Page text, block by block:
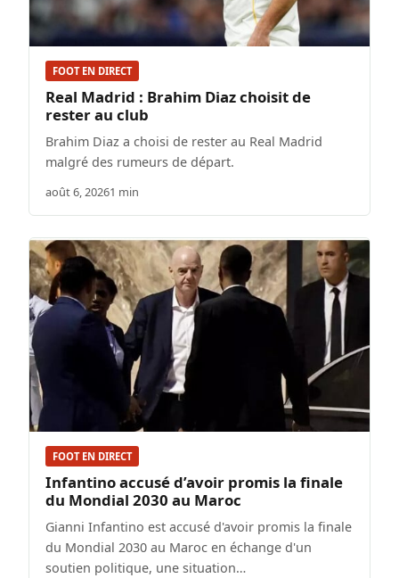
FOOT EN DIRECT
Real Madrid : Brahim Diaz choisit de
rester au club
Brahim Diaz a choisi de rester au Real Madrid
malgré des rumeurs de départ.
août 6, 20261 min
FOOT EN DIRECT
Infantino accusé d’avoir promis la finale
du Mondial 2030 au Maroc
Gianni Infantino est accusé d'avoir promis la finale
du Mondial 2030 au Maroc en échange d'un
soutien politique, une situation…